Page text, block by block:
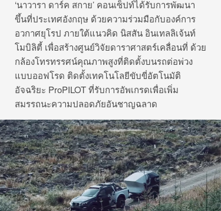
‘นาวารา ดาร์ค สกาย’ คอนเซ็ปท์ได้รับการพัฒนา
ขึ้นที่ประเทศอังกฤษ ด้วยความร่วมมือกับองค์การ
อวกาศยุโรป ภายใต้แนวคิด นิสสัน อินเทลลิเจ้นท์
โมบิลิตี้ เพื่อสร้างศูนย์วิจัยดาราศาสตร์เคลื่อนที่ ด้วย
กล้องโทรทรรศน์คุณภาพสูงที่ติดตั้งบนรถต่อพ่วง
แบบออฟโรด ติดตั้งเทคโนโลยีขับขี่อัตโนมัติ
อัจฉริยะ ProPILOT ที่รับการอัพเกรดเพื่อเพิ่ม
สมรรถนะความปลอดภัยอันชาญฉลาด